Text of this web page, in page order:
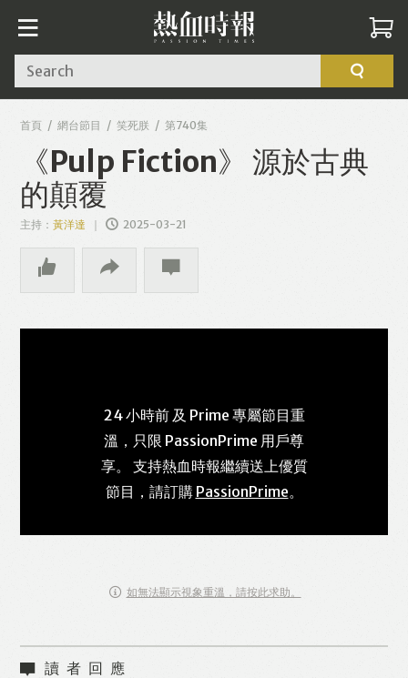
Search
首頁 網台節目 笑死朕 第740集
《Pulp Fiction》 源於古典
的顛覆
主持：黃洋達 2025-03-21
24 小時前 及 Prime 專屬節目重
溫，只限 PassionPrime 用戶尊
享。 支持熱血時報繼續送上優質
節目，請訂購 PassionPrime。
如無法顯示視象重溫，請按此求助。
讀者回應